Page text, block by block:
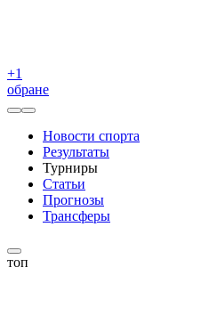
+1
обране
Новости спорта
Результаты
Турниры
Статьи
Прогнозы
Трансферы
топ